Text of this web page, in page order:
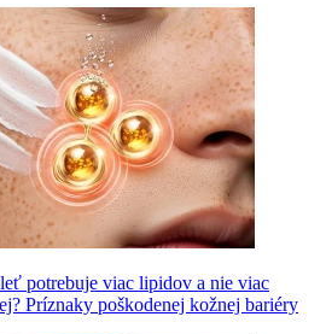
potrebuje viac lipidov a nie viac
Príznaky poškodenej kožnej bariéry